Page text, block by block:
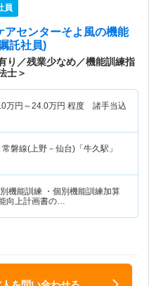
員
アセンターそよ風の機能
託社員)
り／残業少なめ／機能訓練指
士＞
万円～24.0万円 程度 諸手当込
常磐線(上野－仙台)「牛久駅」
機能訓練 ・個別機能訓練加算
向上計画書の…